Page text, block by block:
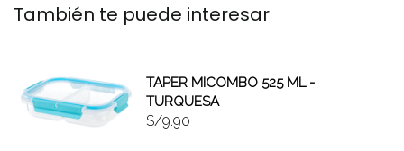
También te puede interesar
TAPER MICOMBO 525 ML -
TURQUESA
S/9.90